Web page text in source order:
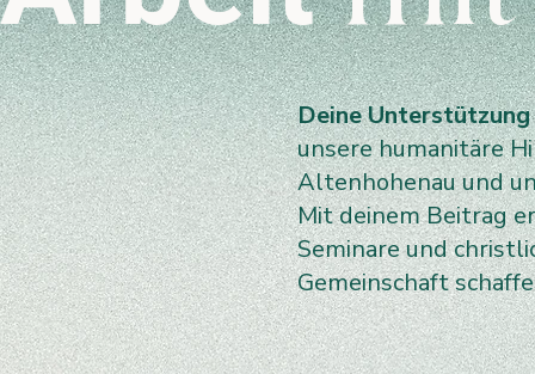
Deine
unsere humanitäre
Altenhohenau und
Mit deinem Beitrag
Seminare und
Gemeinschaft